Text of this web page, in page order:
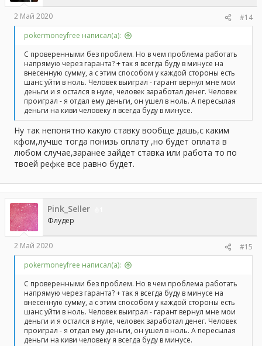
2 Май 2020
#14
pokermoneyfree написал(а):
С проверенными без проблем. Но в чем проблема работать
напрямую через гаранта? + так я всегда буду в минусе на
внесенную сумму, а с этим способом у каждой стороны есть
шанс уйти в ноль. Человек выиграл - гарант вернул мне мои
деньги и я остался в нуле, человек заработал денег. Человек
проиграл - я отдал ему деньги, он ушел в ноль. А пересылая
деньги на киви человеку я всегда буду в минусе.
Ну так непонятно какую ставку вообще дашь,с каким
кфом,лучше тогда понизь оплату ,но будет оплата в
любом случае,заранее зайдет ставка или работа то по
твоей рефке все равно будет.
Pink_Seller
Флудер
2 Май 2020
#15
pokermoneyfree написал(а):
С проверенными без проблем. Но в чем проблема работать
напрямую через гаранта? + так я всегда буду в минусе на
внесенную сумму, а с этим способом у каждой стороны есть
шанс уйти в ноль. Человек выиграл - гарант вернул мне мои
деньги и я остался в нуле, человек заработал денег. Человек
проиграл - я отдал ему деньги, он ушел в ноль. А пересылая
деньги на киви человеку я всегда буду в минусе.